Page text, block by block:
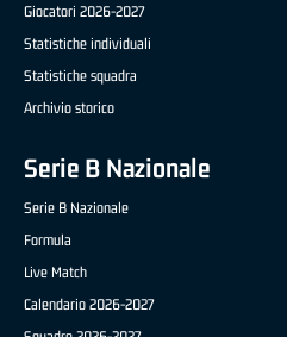
Giocatori 2026-2027
Statistiche individuali
Statistiche squadra
Archivio storico
Serie B Nazionale
Serie B Nazionale
Formula
Live Match
Calendario 2026-2027